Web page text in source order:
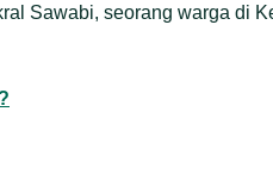
Sawabi, seorang warga di